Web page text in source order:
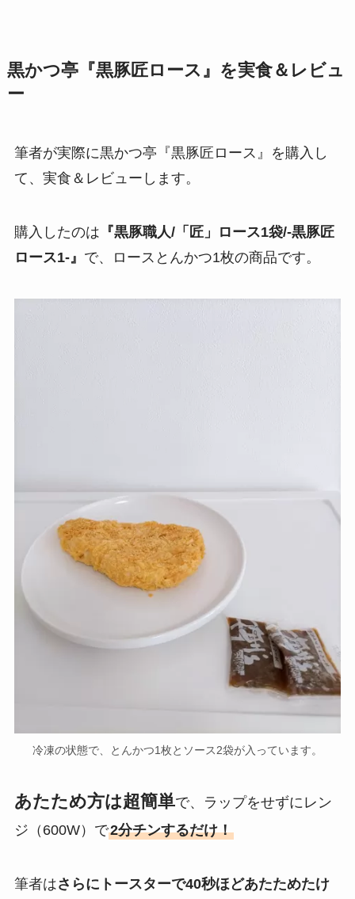
黒かつ亭『黒豚匠ロース』を実食＆レビュ
ー
筆者が実際に黒かつ亭『黒豚匠ロース』を購入し
て、実食＆レビューします。
購入したのは 『黒豚職人/「匠」ロース1袋/-黒豚匠
ロース1-』 で、ロースとんかつ1枚の商品です。
冷凍の状態で、とんかつ1枚とソース2袋が入っています。
あたため方は超簡単で、ラップをせずにレン
ジ（600W）で2分チンするだけ！
筆者はさらにトースターで40秒ほどあたためたけ